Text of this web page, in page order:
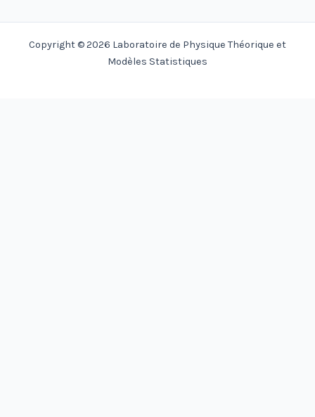
Copyright © 2026 Laboratoire de Physique Théorique et
Modèles Statistiques